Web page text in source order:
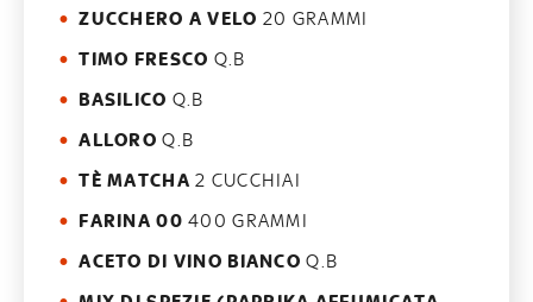
ZUCCHERO A VELO 20 GRAMMI
TIMO FRESCO Q.B
BASILICO Q.B
ALLORO Q.B
TÈ MATCHA 2 CUCCHIAI
FARINA 00 400 GRAMMI
ACETO DI VINO BIANCO Q.B